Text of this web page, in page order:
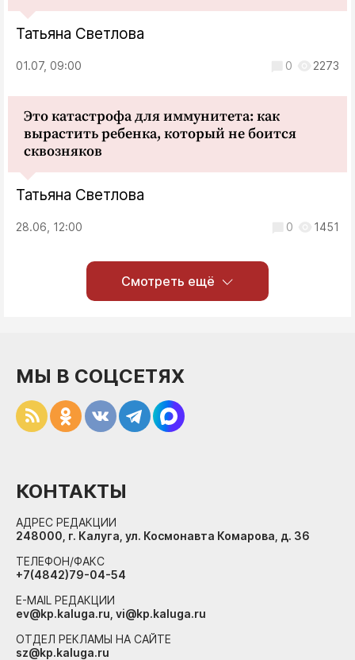
Татьяна Светлова
01.07, 09:00 0 2273
Это катастрофа для иммунитета: как
вырастить ребенка, который не боится
сквозняков
Татьяна Светлова
28.06, 12:00 0 1451
Смотреть ещё
МЫ В СОЦСЕТЯХ
КОНТАКТЫ
АДРЕС РЕДАКЦИИ
248000, г. Калуга, ул. Космонавта Комарова, д. 36
ТЕЛЕФОН/ФАКС
+7(4842)79-04-54
E-MAIL РЕДАКЦИИ
ev@kp.kaluga.ru, vi@kp.kaluga.ru
ОТДЕЛ РЕКЛАМЫ НА САЙТЕ
sz@kp.kaluga.ru